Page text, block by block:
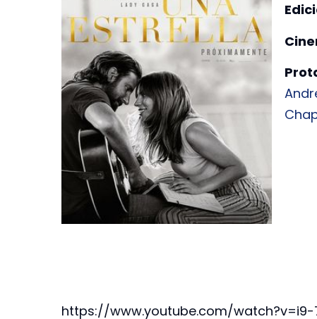
https://www.youtube.com/watch?v=i9-